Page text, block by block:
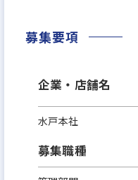
を発揮してほしいと考
募集要項
企業・店舗名
水戸本社
募集職種